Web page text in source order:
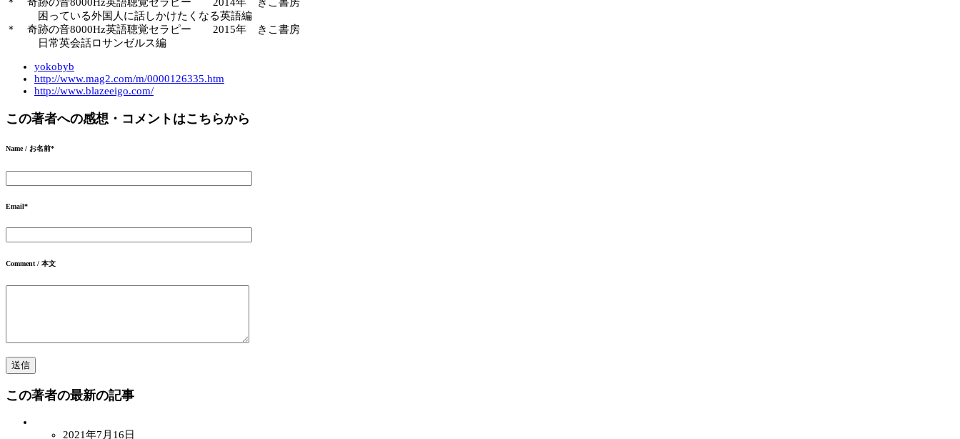
＊ 奇跡の音8000Hz英語聴覚セラピー 2014年 きこ書房
困っている外国人に話しかけたくなる英語編
＊ 奇跡の音8000Hz英語聴覚セラピー 2015年 きこ書房
日常英会話ロサンゼルス編
yokobyb
http://www.mag2.com/m/0000126335.htm
http://www.blazeeigo.com/
この著者への感想・コメントはこちらから
Name / お名前*
Email*
Comment / 本文
この著者の最新の記事
2021年7月16日